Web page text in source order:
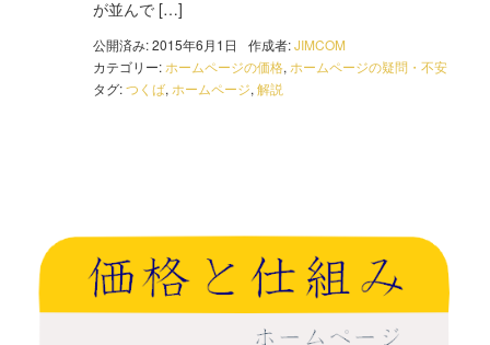
が並んで […]
公開済み: 2015年6月1日 作成者:JIMCOM
カテゴリー:ホームページの価格,ホームページの疑問・不安
タグ:つくば,ホームページ,解説